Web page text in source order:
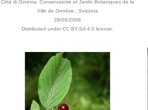
Città di Ginevra, Conservatoire et Jardin Botaniques de la
Ville de Genève., Svizzera
28/06/2008
Distributed under CC BY-SA 4.0 license.